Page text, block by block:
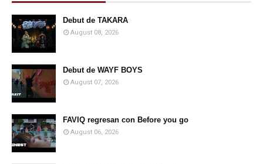
Debut de TAKARA
August 08, 2026
Debut de WAYF BOYS
August 07, 2026
FAVIQ regresan con Before you go
August 06, 2026